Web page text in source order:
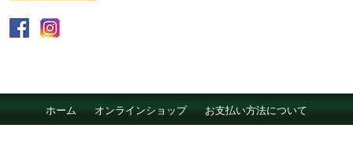
ホーム オンラインショップ お支払い方法について